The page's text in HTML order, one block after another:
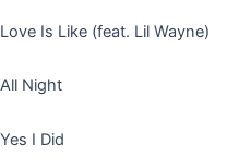
Love Is Like (feat. Lil Wayne)
All Night
Yes I Did